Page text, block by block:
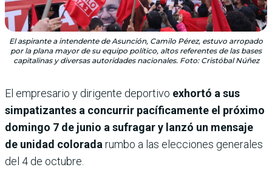
El aspirante a intendente de Asunción, Camilo Pérez, estuvo arropado
por la plana mayor de su equipo político, altos referentes de las bases
capitalinas y diversas autoridades nacionales. Foto: Cristóbal Núñez
El empresario y dirigente deportivo exhortó a sus
simpatizantes a concurrir pacíficamente el próximo
domingo 7 de junio a sufragar y lanzó un mensaje
de unidad colorada rumbo a las elecciones generales
del 4 de octubre.